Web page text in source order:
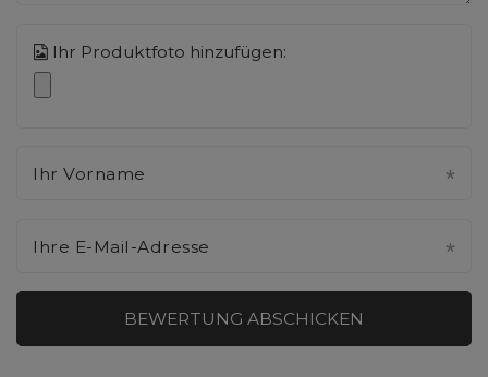
Ihr Produktfoto hinzufügen:
Ihr Vorname
Ihre E-Mail-Adresse
BEWERTUNG ABSCHICKEN